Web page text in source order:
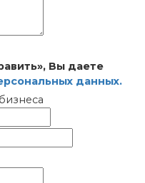
Вы даете
данных.